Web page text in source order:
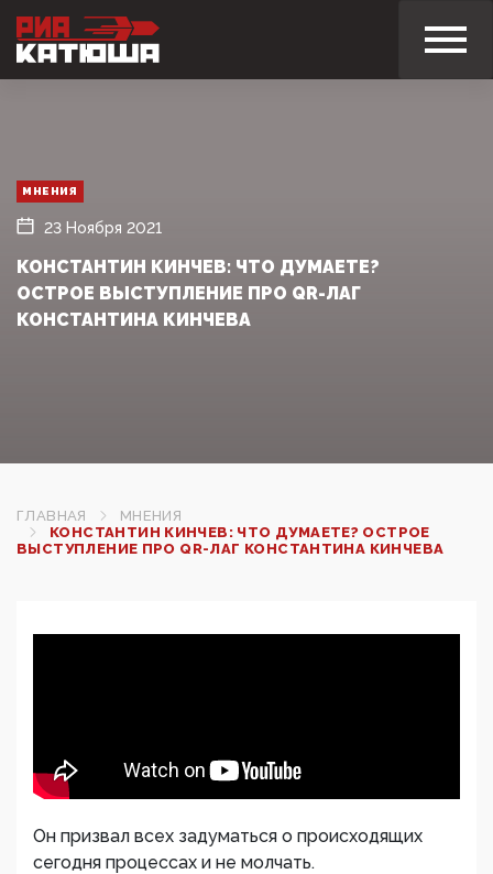
МНЕНИЯ
23 Ноября 2021
КОНСТАНТИН КИНЧЕВ: ЧТО ДУМАЕТЕ?
ОСТРОЕ ВЫСТУПЛЕНИЕ ПРО QR-ЛАГ
КОНСТАНТИНА КИНЧЕВА
ГЛАВНАЯ
МНЕНИЯ
КОНСТАНТИН КИНЧЕВ: ЧТО ДУМАЕТЕ? ОСТРОЕ
ВЫСТУПЛЕНИЕ ПРО QR-ЛАГ КОНСТАНТИНА КИНЧЕВА
Он призвал всех задуматься о происходящих
сегодня процессах и не молчать.